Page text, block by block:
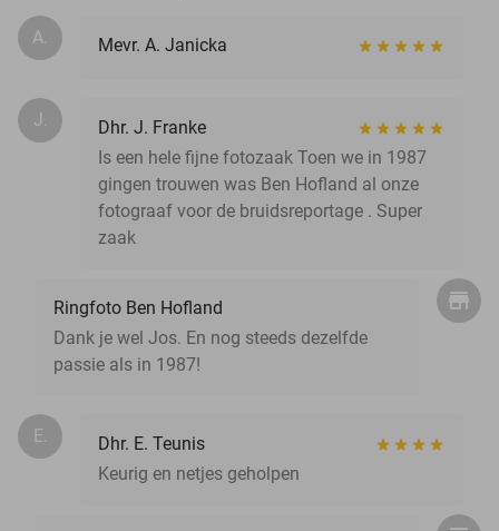
A. Mevr. A. Janicka
J.
Dhr. J. Franke
Is een hele fijne fotozaak Toen we in 1987
gingen trouwen was Ben Hofland al onze
fotograaf voor de bruidsreportage . Super
zaak
Ringfoto Ben Hofland
Dank je wel Jos. En nog steeds dezelfde
passie als in 1987!
E.
Dhr. E. Teunis
Keurig en netjes geholpen